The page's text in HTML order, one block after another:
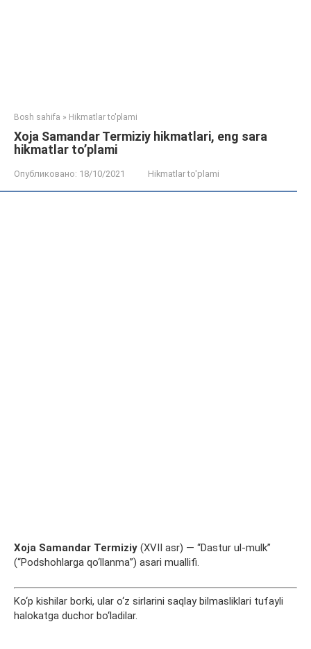
Bosh sahifa » Hikmatlar to'plami
Xoja Samandar Termiziy hikmatlari, eng sara
hikmatlar to’plami
Опубликовано: 18/10/2021 Hikmatlar to'plami
Xoja Samandar Termiziy (XVII asr) — “Dastur ul-mulk”
(“Podshohlarga qo‘llanma”) asari muallifi.
Ko‘p kishilar borki, ular o‘z sirlarini saqlay bilmasliklari tufayli
halokatga duchor bo‘ladilar.